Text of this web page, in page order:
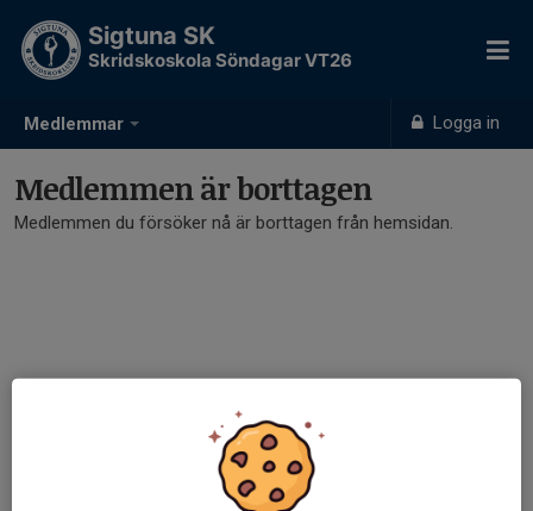
Medlemmar Logga in
Sigtuna SK
Skridskoskola Söndagar VT26
Medlemmen är borttagen
Medlemmen du försöker nå är borttagen från hemsidan.